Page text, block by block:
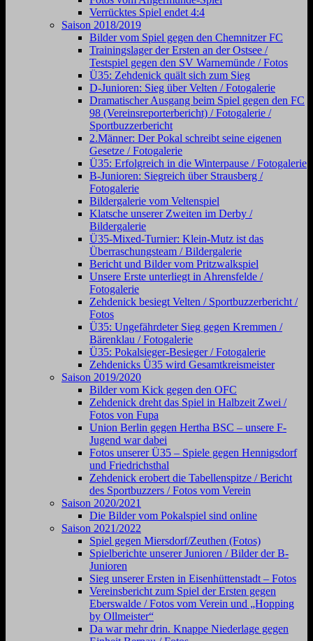
Verrücktes Spiel endet 4:4
Saison 2018/2019
Bilder vom Spiel gegen den Chemnitzer FC
Trainingslager der Ersten an der Ostsee /
Testspiel gegen den SV Warnemünde / Fotos
Ü35: Zehdenick quält sich zum Sieg
D-Junioren: Sieg über Velten / Fotogalerie
Dramatischer Ausgang beim Spiel gegen den FC
98 (Vereinsreporterbericht) / Fotogalerie /
Sportbuzzerbericht
2.Männer: Der Pokal schreibt seine eigenen
Gesetze / Fotogalerie
Ü35: Erfolgreich in die Winterpause / Fotogalerie
B-Junioren: Siegreich über Strausberg /
Fotogalerie
Bildergalerie vom Veltenspiel
Klatsche unserer Zweiten im Derby /
Bildergalerie
Ü35-Mixed-Turnier: Klein-Mutz ist das
Überraschungsteam / Bildergalerie
Bericht und Bilder vom Pritzwalkspiel
Unsere Erste unterliegt in Ahrensfelde /
Fotogalerie
Zehdenick besiegt Velten / Sportbuzzerbericht /
Fotos
Ü35: Ungefährdeter Sieg gegen Kremmen /
Bärenklau / Fotogalerie
Ü35: Pokalsieger-Besieger / Fotogalerie
Zehdenicks Ü35 wird Gesamtkreismeister
Saison 2019/2020
Bilder vom Kick gegen den OFC
Zehdenick dreht das Spiel in Halbzeit Zwei /
Fotos von Fupa
Union Berlin gegen Hertha BSC – unsere F-
Jugend war dabei
Fotos unserer Ü35 – Spiele gegen Hennigsdorf
und Friedrichsthal
Zehdenick erobert die Tabellenspitze / Bericht
des Sportbuzzers / Fotos vom Verein
Saison 2020/2021
Die Bilder vom Pokalspiel sind online
Saison 2021/2022
Spiel gegen Miersdorf/Zeuthen (Fotos)
Spielberichte unserer Junioren / Bilder der B-
Junioren
Sieg unserer Ersten in Eisenhüttenstadt – Fotos
Vereinsbericht zum Spiel der Ersten gegen
Eberswalde / Fotos vom Verein und „Hopping
by Ollmeister“
Da war mehr drin. Knappe Niederlage gegen